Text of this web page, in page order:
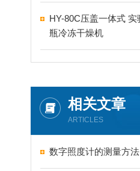
HY-80C压盖一体式 实
瓶冷冻干燥机
相关文章
ARTICLES
数字照度计的测量方法